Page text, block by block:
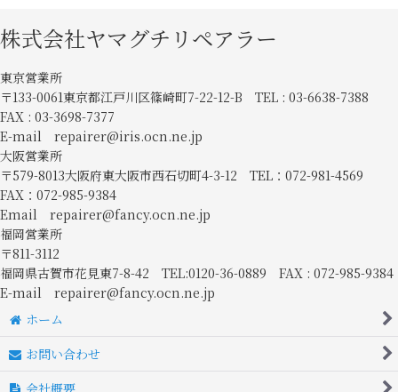
株式会社ヤマグチリペアラー
東京営業所
〒133-0061東京都江戸川区篠崎町7-22-12-B TEL : 03-6638-7388
FAX : 03-3698-7377
E-mail repairer@iris.ocn.ne.jp
大阪営業所
〒579-8013大阪府東大阪市西石切町4-3-12 TEL：072-981-4569
FAX：072-985-9384
Email repairer@fancy.ocn.ne.jp
福岡営業所
〒811-3112
福岡県古賀市花見東7-8-42 TEL:0120-36-0889 FAX : 072-985-9384
E-mail repairer@fancy.ocn.ne.jp
ホーム
お問い合わせ
会社概要